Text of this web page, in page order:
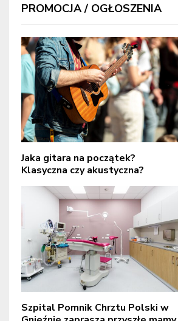
PROMOCJA / OGŁOSZENIA
Jaka gitara na początek?
Klasyczna czy akustyczna?
Szpital Pomnik Chrztu Polski w